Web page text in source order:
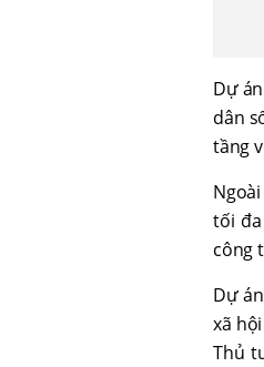
Dự
dân
tầng
tối
công
Dự
xã
Thủ